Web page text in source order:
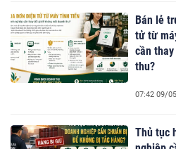
Bán lẻ
tử từ
cần
thu?
07:42 09/
Thủ tục